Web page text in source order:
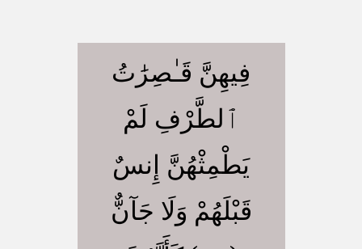
فِيهِنَّ قَـٰصِرَٰتُ
ٱلطَّرْفِ لَمْ
يَطْمِثْهُنَّ إِنسٌ
قَبْلَهُمْ وَلَا جَآنٌّ